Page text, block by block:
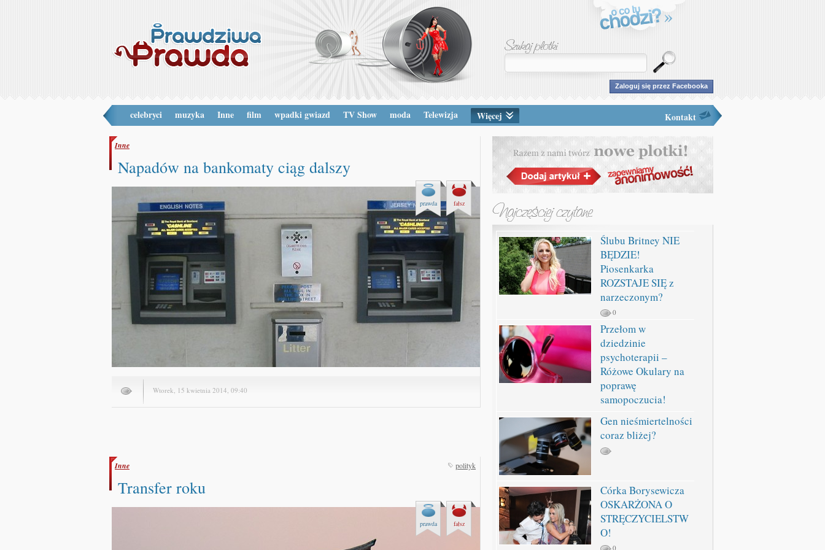
Zaloguj się przez Facebooka
celebryci muzyka Inne film wpadki gwiazd TV Show moda Telewizja Więcej Kontakt
Inne
Napadów na bankomaty ciąg dalszy
prawda fałsz
Wtorek, 15 kwietnia 2014, 09:40
Inne polityk
Transfer roku
prawda fałsz
Ślubu Britney NIE
BĘDZIE!
Piosenkarka
ROZSTAJE SIĘ z
narzeczonym?
0
Przełom w
dziedzinie
psychoterapii –
Różowe Okulary na
poprawę
samopoczucia!
Gen nieśmiertelności
coraz bliżej?
Córka Borysewicza
OSKARŻONA O
STRĘCZYCIELSTW
O!
0